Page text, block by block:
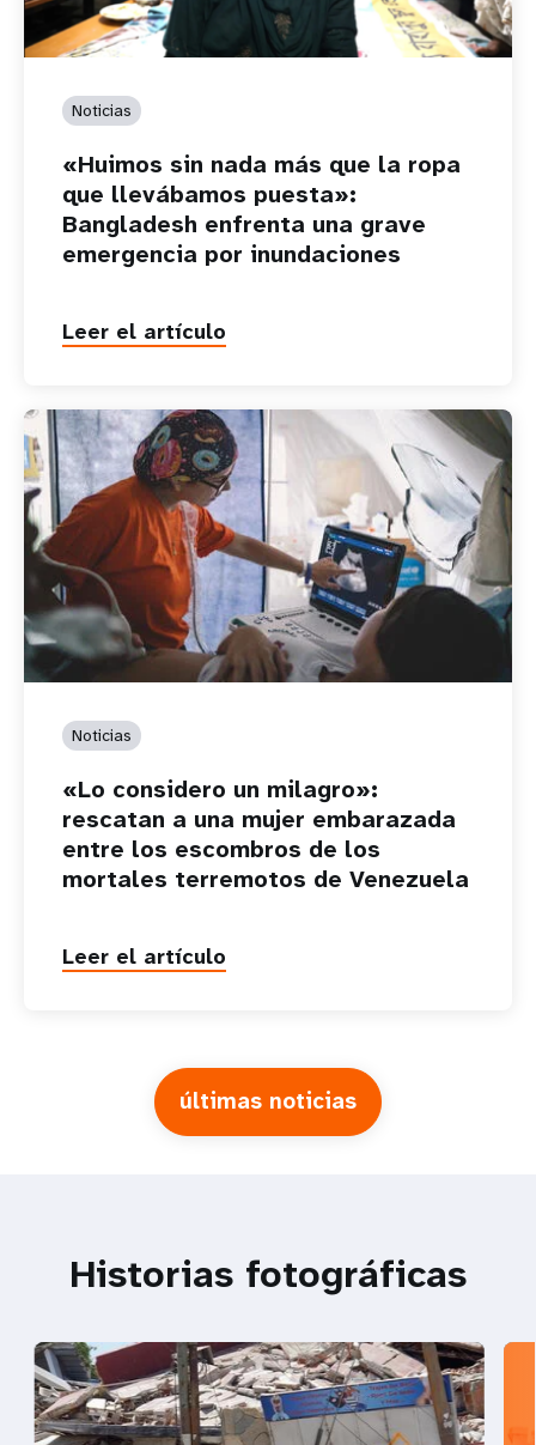
Noticias
«Huimos sin nada más que la ropa
que llevábamos puesta»:
Bangladesh enfrenta una grave
emergencia por inundaciones
Leer el artículo
Noticias
«Lo considero un milagro»:
rescatan a una mujer embarazada
entre los escombros de los
mortales terremotos de Venezuela
Leer el artículo
últimas noticias
Historias fotográficas